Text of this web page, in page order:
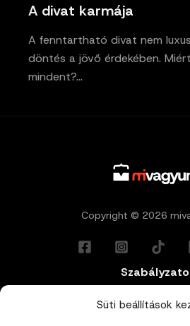
Süti beállítások
A divat karmája
A fenntartható divat nem
döntés a jövő érdekében.
mindent?…
Copyright © 2026
Általános